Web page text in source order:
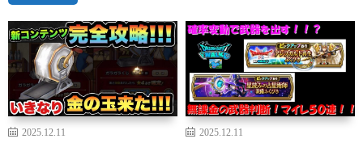
2025.12.11 2025.12.11